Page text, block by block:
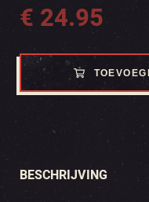
€ 24.95
BESCHRIJVING